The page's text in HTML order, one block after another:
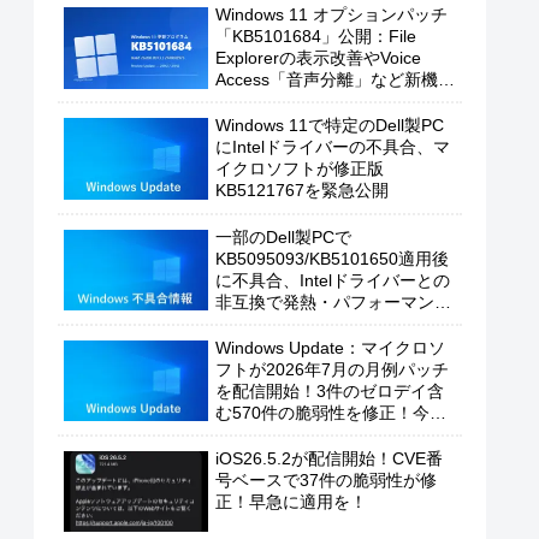
Windows 11 オプションパッチ
「KB5101684」公開：File
Explorerの表示改善やVoice
Access「音声分離」など新機能
Windows 11で特定のDell製PC
にIntelドライバーの不具合、マ
イクロソフトが修正版
KB5121767を緊急公開
一部のDell製PCで
KB5095093/KB5101650適用後
に不具合、Intelドライバーとの
非互換で発熱・パフォーマンス
Windows Update：マイクロソ
フトが2026年7月の月例パッチ
を配信開始！3件のゼロデイ含
む570件の脆弱性を修正！今す
iOS26.5.2が配信開始！CVE番
号ベースで37件の脆弱性が修
正！早急に適用を！